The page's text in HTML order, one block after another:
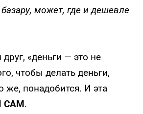
может, где и дешевле
«деньги — это не
что­бы делать деньги,
же, понадобится. И эта
САМ.